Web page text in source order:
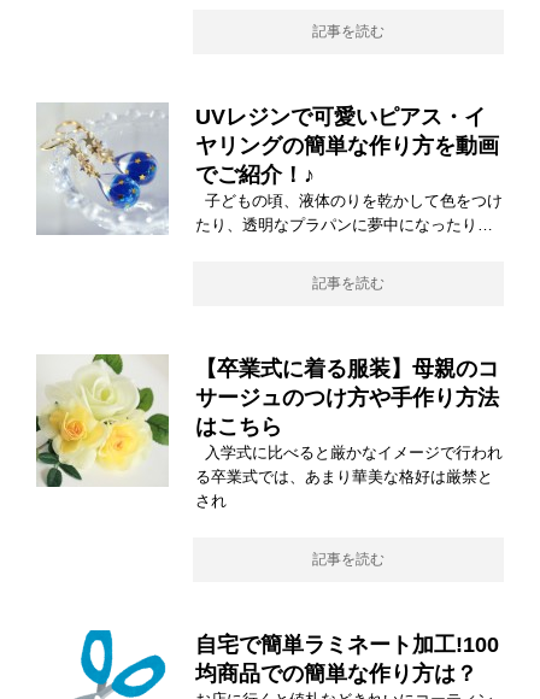
記事を読む
UVレジンで可愛いピアス・イ
ヤリングの簡単な作り方を動画
でご紹介！♪
子どもの頃、液体のりを乾かして色をつけ
たり、透明なプラパンに夢中になったり…
記事を読む
【卒業式に着る服装】母親のコ
サージュのつけ方や手作り方法
はこちら
入学式に比べると厳かなイメージで行われ
る卒業式では、あまり華美な格好は厳禁と
され
記事を読む
自宅で簡単ラミネート加工!100
均商品での簡単な作り方は？